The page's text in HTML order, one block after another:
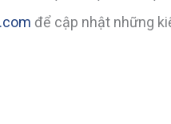
để cập nhật những